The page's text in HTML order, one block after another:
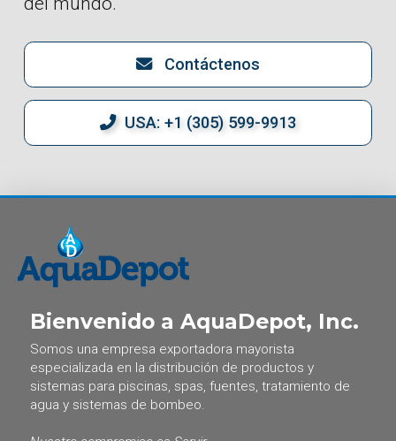
Contáctenos
USA: +1 (305) 599-9913
Bienvenido a AquaDepot, Inc.
Somos una empresa exportadora mayorista
especializada en la distribución de productos y
sistemas para piscinas, spas, fuentes, tratamiento de
agua y sistemas de bombeo.